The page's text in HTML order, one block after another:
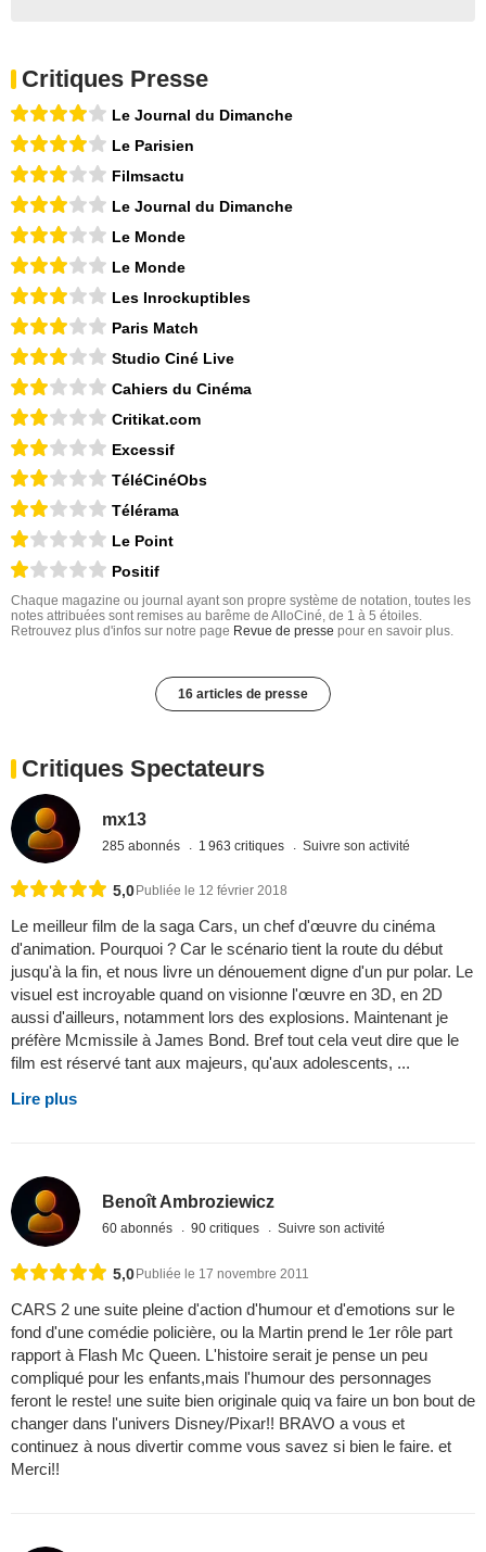
Critiques Presse
Le Journal du Dimanche
Le Parisien
Filmsactu
Le Journal du Dimanche
Le Monde
Le Monde
Les Inrockuptibles
Paris Match
Studio Ciné Live
Cahiers du Cinéma
Critikat.com
Excessif
TéléCinéObs
Télérama
Le Point
Positif
Chaque magazine ou journal ayant son propre système de notation, toutes les
notes attribuées sont remises au barême de AlloCiné, de 1 à 5 étoiles.
Retrouvez plus d'infos sur notre page Revue de presse pour en savoir plus.
16 articles de presse
Critiques Spectateurs
mx13
285 abonnés 1 963 critiques Suivre son activité
5,0 Publiée le 12 février 2018
Le meilleur film de la saga Cars, un chef d'œuvre du cinéma
d'animation. Pourquoi ? Car le scénario tient la route du début
jusqu'à la fin, et nous livre un dénouement digne d'un pur polar. Le
visuel est incroyable quand on visionne l'œuvre en 3D, en 2D
aussi d'ailleurs, notamment lors des explosions. Maintenant je
préfère Mcmissile à James Bond. Bref tout cela veut dire que le
film est réservé tant aux majeurs, qu'aux adolescents, ...
Lire plus
Benoît Ambroziewicz
60 abonnés 90 critiques Suivre son activité
5,0Publiée le 17 novembre 2011
CARS 2 une suite pleine d'action d'humour et d'emotions sur le
fond d'une comédie policière, ou la Martin prend le 1er rôle part
rapport à Flash Mc Queen. L'histoire serait je pense un peu
compliqué pour les enfants,mais l'humour des personnages
feront le reste! une suite bien originale quiq va faire un bon bout de
changer dans l'univers Disney/Pixar!! BRAVO a vous et
continuez à nous divertir comme vous savez si bien le faire. et
Merci!!